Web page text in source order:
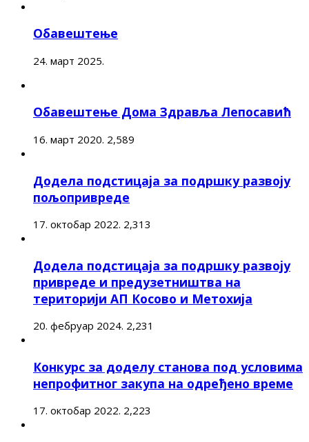
Обавештење
24. март 2025.
Обавештење Дома Здравља Лепосавић
16. март 2020. 2,589
Додела подстицаја за подршку развоју
пољопривреде
17. октобар 2022. 2,313
Додела подстицаја за подршку развоју
привреде и предузетништва на
територији АП Косово и Метохија
20. фебруар 2024. 2,231
Конкурс за доделу станова под условима
непрофитног закупа на одређено време
17. октобар 2022. 2,223